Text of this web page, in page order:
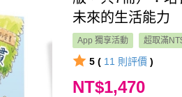
未來的生活能力
App 獨享活動 超取滿
5 ( 11 則評價 )
NT$1,470